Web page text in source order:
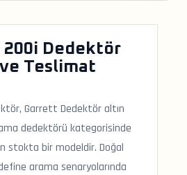
200i Dedektör
Teslimat
Garrett Dedektör altın
dedektörü kategorisinde
stokta bir modeldir. Doğal
arama senaryolarında